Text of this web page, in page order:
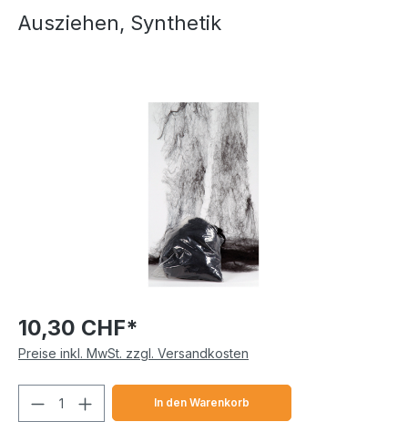
Ausziehen, Synthetik
Bildergalerie überspringen
10,30 CHF*
Preise inkl. MwSt. zzgl. Versandkosten
Produkt Anzahl: Gib den
In den Warenkorb